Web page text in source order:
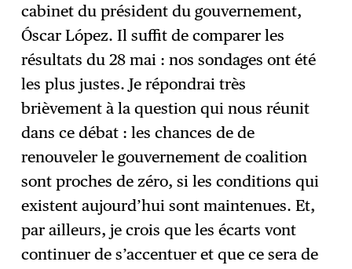
cabinet du président du gouvernement,
Óscar López. Il suffit de comparer les
résultats du 28 mai : nos sondages ont été
les plus justes. Je répondrai très
brièvement à la question qui nous réunit
dans ce débat : les chances de de
renouveler le gouvernement de coalition
sont proches de zéro, si les conditions qui
existent aujourd’hui sont maintenues. Et,
par ailleurs, je crois que les écarts vont
continuer de s’accentuer et que ce sera de